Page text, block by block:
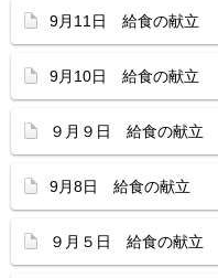
9月11日 給食の献立
9月10日 給食の献立
９月９日 給食の献立
9月8日 給食の献立
９月５日 給食の献立